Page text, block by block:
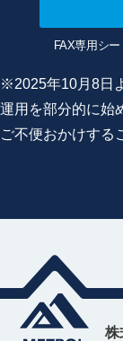
FAX専用シ
※2025年10月8日
運用を部分的に始
ご不便おかけする
株